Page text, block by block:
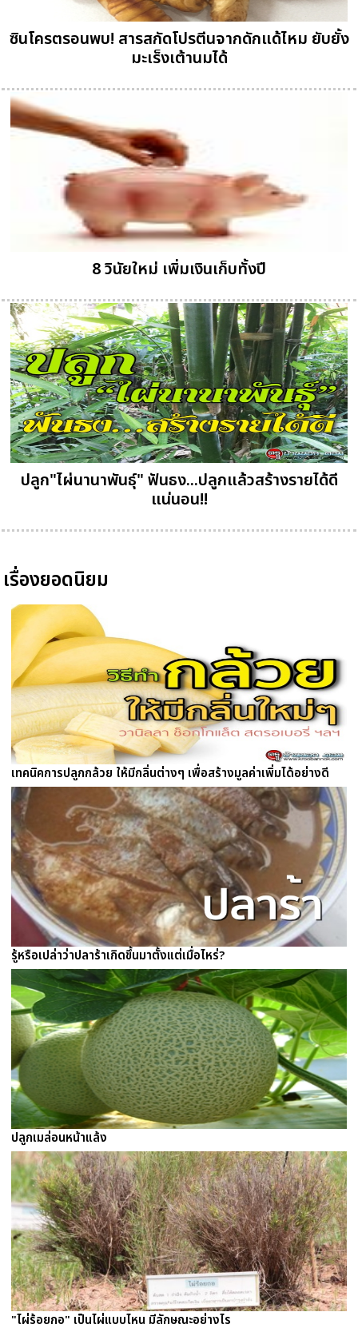
ซินโครตรอนพบ! สารสกัดโปรตีนจากดักแด้ไหม ยับยั้ง
มะเร็งเต้านมได้
8 วินัยใหม่ เพิ่มเงินเก็บทั้งปี
ปลูก"ไผ่นานาพันธุ์" ฟันธง...ปลูกแล้วสร้างรายได้ดี
แน่นอน!!
เรื่องยอดนิยม
เทคนิคการปลูกกล้วย ให้มีกลิ่นต่างๆ เพื่อสร้างมูลค่าเพิ่มได้อย่างดี
รู้หรือเปล่าว่าปลาร้าเกิดขึ้นมาตั้งแต่เมื่อไหร่?
ปลูกเมล่อนหน้าแล้ง